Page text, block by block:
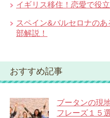
イギリス移住！恋愛で役
スペイン&バルセロナの
部解説！
おすすめ記事
ブータンの現
フレーズ１５